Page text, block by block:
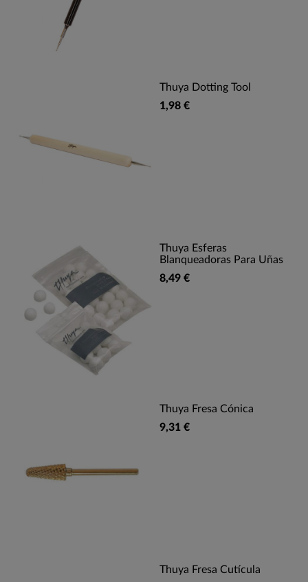
Thuya Dotting Tool
1,98 €
Thuya Esferas
Blanqueadoras Para Uñas
8,49 €
Thuya Fresa Cónica
9,31 €
Thuya Fresa Cutícula